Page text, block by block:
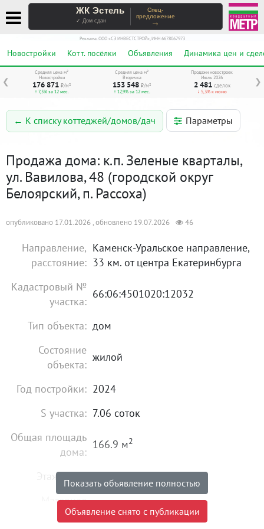
ЖК Эстель
✓ Дом сдан
Спец-
предложение
→
Реклама. ООО «СЗ ИНВЕСТСТРОЙ», ИНН 6678067973
Новостройки Котт. посёлки Объявления Динамика цен и
❮ ❯
Средняя цена м²
Новостройки
176 871 ₽/м²
↑ 7,5% за 12 мес.
Средняя цена м²
Вторичка
153 548 ₽/м²
↑ 17,9% за 12 мес.
Продажи новостроек
Июль 2026
2 481 сделок
↓ 5,3% к июню
← К списку коттеджей/домов/дач Параметры
Продажа дома: к.п. Зеленые кварталы,
ул. Вавилова, 48 (городской округ
Белоярский, п. Рассоха)
опубликовано 17.01.2026 , обновлено 19.07.2026 46
Направление,
расстояние:
Каменск-Уральское направление,
33 км. от центра Екатеринбурга
Кадастровый №
участка:
66:06:4501020:12032
Тип объекта: дом
Состояние
объекта:
жилой
Год постройки: 2024
S участка: 7.06 соток
Общая площадь
дома:
166.9 м2
Этажность: 1
Материал
постройки:
блочный
Показать объявление полностью
Объявление снято с публикации